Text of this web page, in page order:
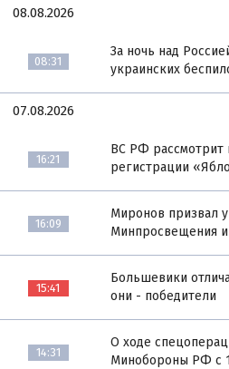
08.08.2026
08:31
За ночь над
украинских
07.08.2026
16:21
ВС РФ рассмотрит
регистрации
16:09
Миронов призвал
Минпросвещения
15:41
Большевики
они - победители
14:31
О ходе
Минобороны РФ с 1